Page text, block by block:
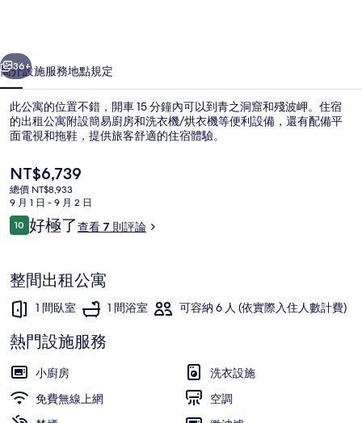
個 下一個
36+
簡介設施服務地點規定
此公寓的位置不錯，開車 15 分鐘內可以到青之洞窟和殘波岬。住宿
的出租公寓附設簡易廚房和洗衣機/烘衣機等便利設備，還有配備平
面電視和拖鞋，提供旅客舒適的住宿體驗。
目
前
的
價
格
NT$6,739
總價 NT$8,933
9 月 1 日 - 9 月 2 日
評
論
1010 分，滿分 10 分，
好極了查看 7 則評論
整間出租公寓
1 間臥室 1 間浴室 可容納 6 人 (依實際入住人數計費)
熱門設施服務
小廚房
洗衣設施
免費無線上網
空調